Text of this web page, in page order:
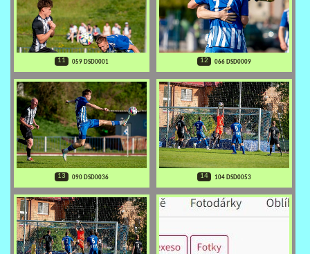
11 059 DSD0001 12 066 DSD0009
13 090 DSD0036 14 104 DSD0053